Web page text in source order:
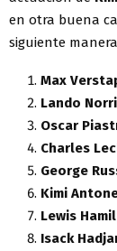
en otra buena
siguiente
Max
Lando
Oscar
Charles
George
Kimi
Lewis
Isack